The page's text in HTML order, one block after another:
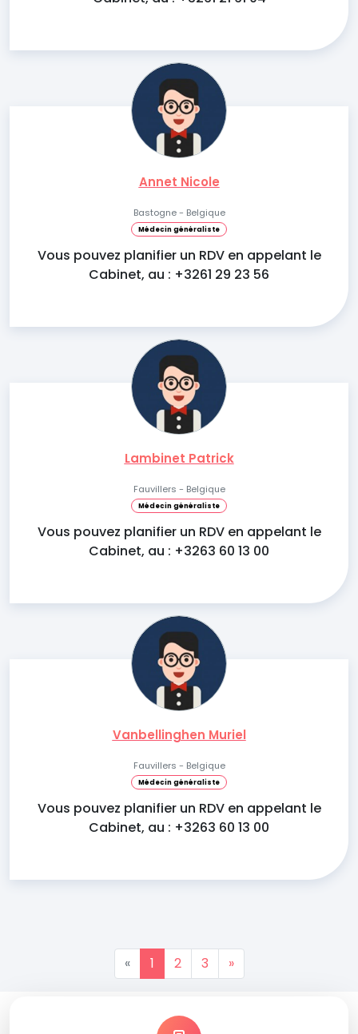
Annet Nicole
Bastogne - Belgique
Médecin généraliste
Vous pouvez planifier un RDV en appelant le
Cabinet, au : +3261 29 23 56
Lambinet Patrick
Fauvillers - Belgique
Médecin généraliste
Vous pouvez planifier un RDV en appelant le
Cabinet, au : +3263 60 13 00
Vanbellinghen Muriel
Fauvillers - Belgique
Médecin généraliste
Vous pouvez planifier un RDV en appelant le
Cabinet, au : +3263 60 13 00
« 1 2 3 »